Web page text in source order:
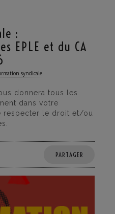
:
EPLE et du CA
syndicale
donnera tous les
dans votre
respecter le droit et/ou
PARTAGER